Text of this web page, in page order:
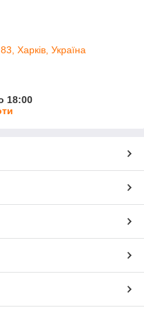
Харків, Україна
18:00